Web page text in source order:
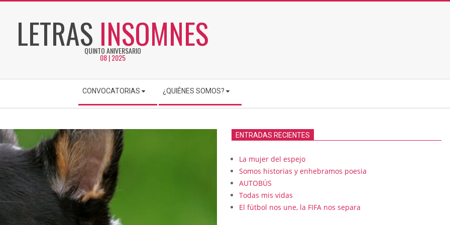
LETRAS INSOMNES
QUINTO ANIVERSARIO
08 | 2025
CONVOCATORIAS ¿QUIÉNES SOMOS?
ENTRADAS RECIENTES
La mujer del espejo
Somos historias y enhebramos poesia
AUTOBÚS
Todas mis vidas
El fútbol nos une, la FIFA nos separa